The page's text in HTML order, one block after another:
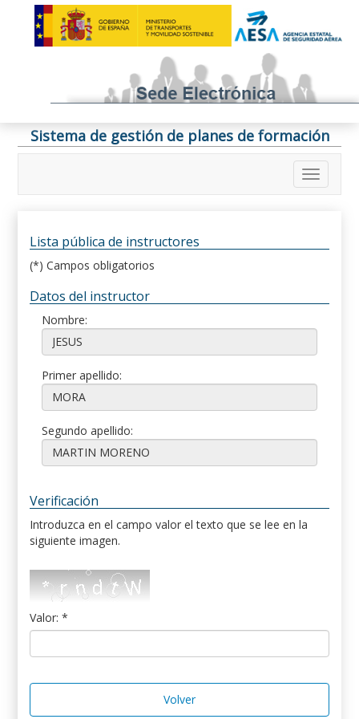
Sistema de gestión de planes de formación
Lista pública de instructores
(*) Campos obligatorios
Datos del instructor
Nombre:
Primer apellido:
Segundo apellido:
Verificación
Introduzca en el campo valor el texto que se lee en la
siguiente imagen.
Valor: *
Volver